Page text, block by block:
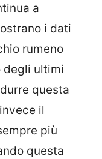
a
i dati
rumeno
degli ultimi
questa
il
più
questa